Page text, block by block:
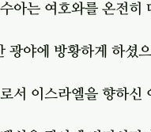
아는 여호와를 온전히
광야에 방황하게 하셨
서 이스라엘을 향하신